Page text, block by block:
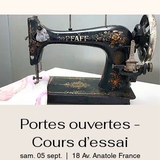
Portes ouvertes -
Cours d’essai
sam. 05 sept. 18 Av. Anatole France